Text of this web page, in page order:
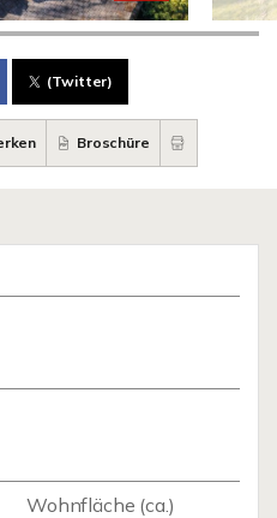
(Twitter)
Broschüre
Wohnfläche (ca.)